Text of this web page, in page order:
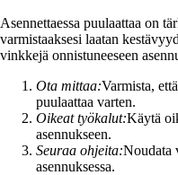
Asennettaessa puulaattaa on
varmistaaksesi laatan
vinkkejä onnistuneeseen
Ota mittaa:Varmista,
puulaattaa varten.
Oikeat työkalut:Käytä
asennukseen.
Seuraa ohjeita:Noudata
asennuksessa.